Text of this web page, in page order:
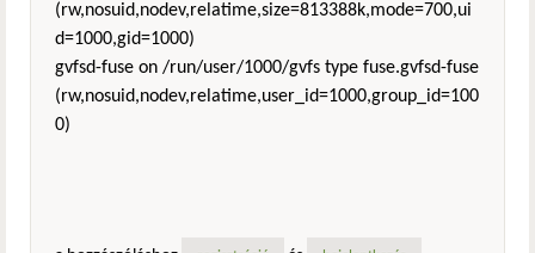
(rw,nosuid,nodev,relatime,size=813388k,mode=700,ui
d=1000,gid=1000)
gvfsd-fuse on /run/user/1000/gvfs type fuse.gvfsd-fuse
(rw,nosuid,nodev,relatime,user_id=1000,group_id=100
0)